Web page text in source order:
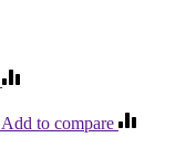
Add to compare